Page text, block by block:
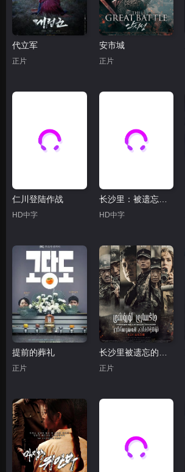
代立军
正片
安市城
正片
仁川登陆作战
HD中字 HD中字
提前的葬礼
正片
长沙里被遗忘的英雄们
正片